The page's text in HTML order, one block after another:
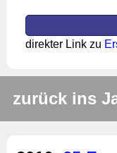
direkter Link zu
zurück ins